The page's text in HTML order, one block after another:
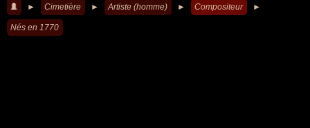
► Cimetière ► Artiste (homme) ► Compositeur ►
Nés en 1770